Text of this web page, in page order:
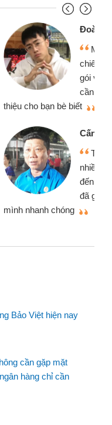
gấp nên định cầm cố
thật may đã có
CMND online không
rất tiện lợi, sẽ giới
Tạp hóa
buôn bán nhỏ lẻ
nhập hàng, nhờ biết
bạn bè giới thiệu tôi
công việc của
Bảo Việt hiện nay
cần gặp mặt
hàng chỉ cần